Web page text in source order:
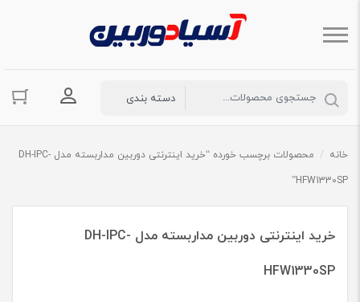
ورود به
خانه /
محصولات برچسب خورده “خرید اینترنتی دوربین مداربسته مدل DH-IPC-
HFW1330SP”
خرید اینترنتی دوربین مداربسته مدل DH-IPC-
HFW1330SP